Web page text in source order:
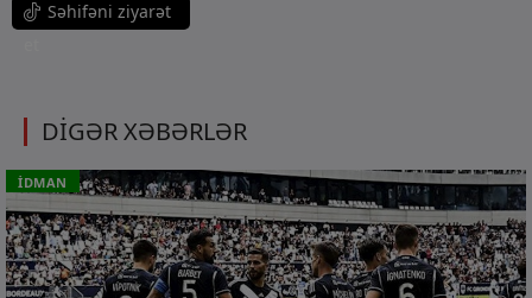
Səhifəni ziyarət
DİGƏR XƏBƏRLƏR
İDMAN